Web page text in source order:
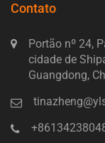
Contato
Portão nº 24,
cidade de
Guangdong,